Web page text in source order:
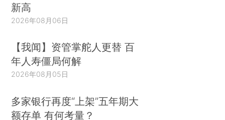
新高
2026年08月06日
【我闻】资管掌舵人更替 百
年人寿僵局何解
2026年08月05日
多家银行再度“上架”五年期大
额存单 有何考量？